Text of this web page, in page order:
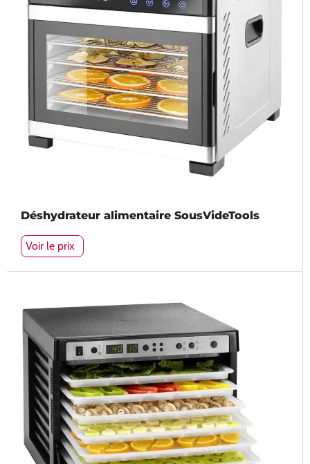
Déshydrateur alimentaire SousVideTools
Voir le prix